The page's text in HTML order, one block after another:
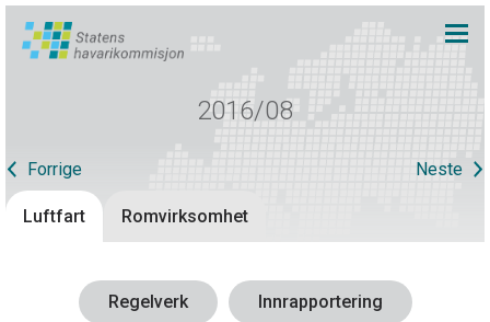
2016/08
Forrige Neste
Luftfart Romvirksomhet
Regelverk Innrapportering